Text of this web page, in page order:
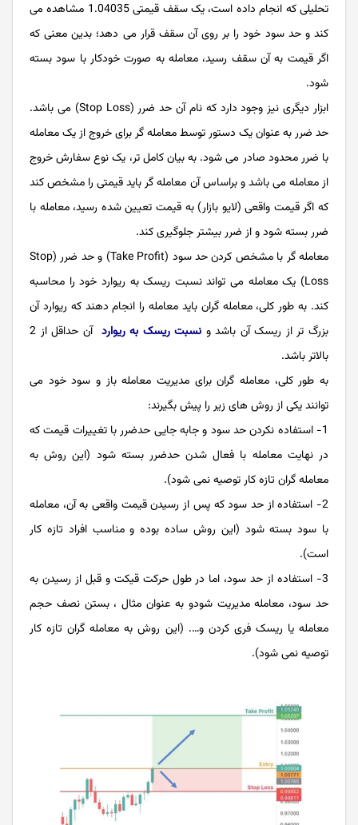
تحلیلی که انجام داده است، یک سقف قیمتی 1.04035 مشاهده می
کند و حد سود خود را بر روی آن سقف قرار می دهد؛ بدین معنی که
اگر قیمت به آن سقف رسید، معامله به صورت خودکار با سود بسته
شود.
ابزار دیگری نیز وجود دارد که نام آن حد ضرر (Stop Loss) می باشد.
حد ضرر به عنوان یک دستور توسط معامله گر برای خروج از یک معامله
با ضرر محدود صادر می شود. به بیان کامل تر، یک نوع سفارش خروج
از معامله می باشد و براساس آن معامله گر باید قیمتی را مشخص کند
که اگر قیمت واقعی (لایو بازار) به قیمت تعیین شده رسید، معامله با
ضرر بسته شود و از ضرر بیشتر جلوگیری کند.
معامله گر با مشخص کردن حد سود (Take Profit) و حد ضرر (Stop
Loss) یک معامله می تواند نسبت ریسک به ریوارد خود را محاسبه
کند. به طور کلی، معامله گران باید معامله را انجام دهند که ریوارد آن
بزرگ تر از ریسک آن باشد و نسبت ریسک به ریوارد
آن حداقل از 2
بالاتر باشد.
به طور کلی، معامله گران برای مدیریت معامله باز و سود خود می
توانند یکی از روش های زیر را پیش بگیرند:
1- استفاده نکردن حد سود و جابه جایی حدضرر با تغییرات قیمت که
در نهایت معامله با فعال شدن حدضرر بسته شود (این روش به
معامله گران تازه کار توصیه نمی شود).
2- استفاده از حد سود که پس از رسیدن قیمت واقعی به آن، معامله
با سود بسته شود (این روش ساده بوده و مناسب افراد تازه کار
است).
3- استفاده از حد سود، اما در طول حرکت قیکت و قبل از رسیدن به
حد سود، معامله مدیریت شودو به عنوان مثال ، بستن نصف حجم
معامله یا ریسک فری کردن و…. (این روش به معامله گران تازه کار
توصیه نمی شود).